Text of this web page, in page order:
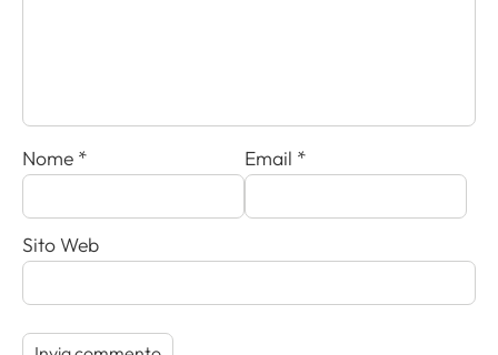
Nome * Email *
Sito Web